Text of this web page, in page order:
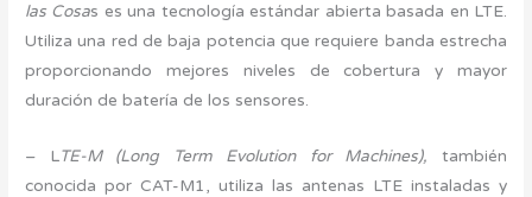
las Cosas es una tecnología estándar abierta basada en LTE.
Utiliza una red de baja potencia que requiere banda estrecha
proporcionando mejores niveles de cobertura y mayor
duración de batería de los sensores.
– LTE-M (Long Term Evolution for Machines), también
conocida por CAT-M1, utiliza las antenas LTE instaladas y